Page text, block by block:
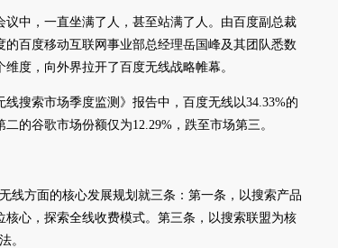
中，一直坐满了人，甚至站满了人。由百度副总裁
百度移动互联网事业部总经理岳国峰及其团队悉数
度，向外界拉开了百度无线战略帷幕。
搜索市场季度监测》报告中，百度无线以34.33%的
的谷歌市场份额仅为12.29%，跌至市场第三。
线方面的核心发展规划就三条：第一条，以搜索产品
心，探索全线收费模式。第三条，以搜索联盟为核
。